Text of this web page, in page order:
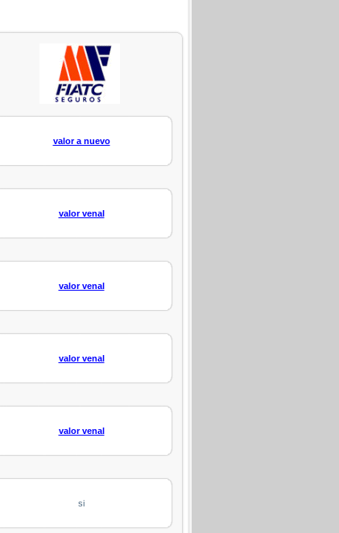
valor a nuevo
valor venal
valor venal
valor venal
valor venal
si